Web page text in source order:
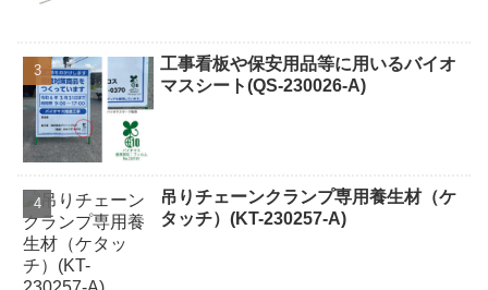
工事看板や保安用品等に用いるバイオ
マスシート(QS-230026-A)
吊りチェーンクランプ専用養生材（ケ
タッチ）(KT-230257-A)